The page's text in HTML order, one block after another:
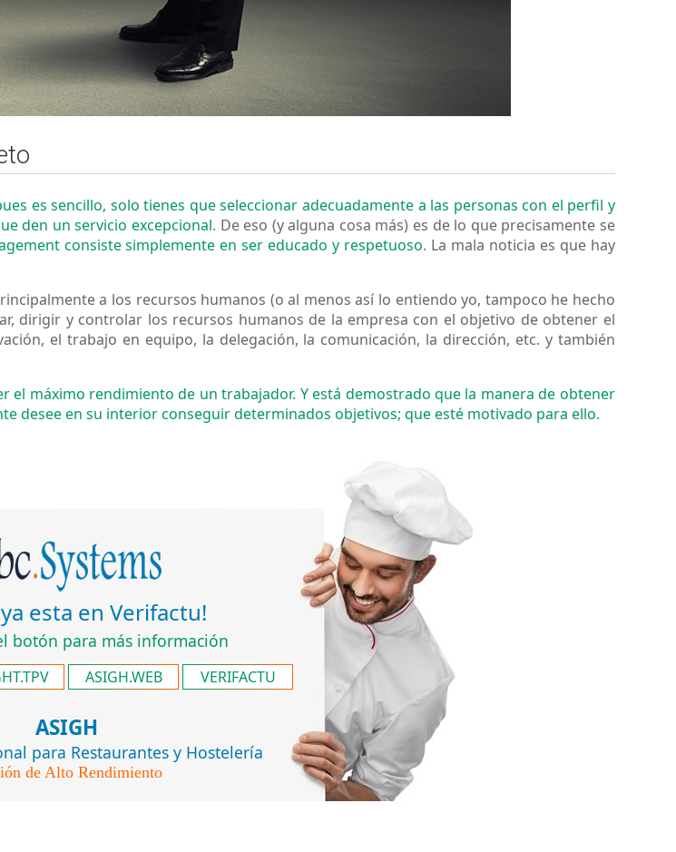
es sencillo, solo tienes que seleccionar adecuadamente a las personas con el perfil y
den un servicio excepcional. De eso (y alguna cosa más) es de lo que precisamente se
consiste simplemente en ser educado y respetuoso. La mala noticia es que hay
a los recursos humanos (o al menos así lo entiendo yo, tampoco he hecho
dirigir y controlar los recursos humanos de la empresa con el objetivo de obtener el
el trabajo en equipo, la delegación, la comunicación, la dirección, etc. y también
el máximo rendimiento de un trabajador. Y está demostrado que la manera de obtener
desee en su interior conseguir determinados objetivos; que esté motivado para ello.
ya esta en Verifactu!
botón para más información
ASIGH.WEB VERIFACTU
ASIGH
para Restaurantes y Hostelería
de Alto Rendimiento